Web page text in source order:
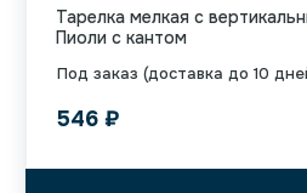
Под заказ (доставка до 10
Тарелка мелкая с
Пиоли с кантом
546 ₽